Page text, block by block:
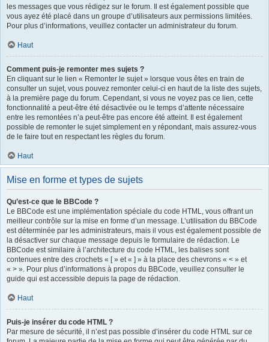
les messages que vous rédigez sur le forum. Il est également possible que
vous ayez été placé dans un groupe d’utilisateurs aux permissions limitées.
Pour plus d’informations, veuillez contacter un administrateur du forum.
Haut
Comment puis-je remonter mes sujets ?
En cliquant sur le lien « Remonter le sujet » lorsque vous êtes en train de
consulter un sujet, vous pouvez remonter celui-ci en haut de la liste des sujets,
à la première page du forum. Cependant, si vous ne voyez pas ce lien, cette
fonctionnalité a peut-être été désactivée ou le temps d’attente nécessaire
entre les remontées n’a peut-être pas encore été atteint. Il est également
possible de remonter le sujet simplement en y répondant, mais assurez-vous
de le faire tout en respectant les règles du forum.
Haut
Mise en forme et types de sujets
Qu’est-ce que le BBCode ?
Le BBCode est une implémentation spéciale du code HTML, vous offrant un
meilleur contrôle sur la mise en forme d’un message. L’utilisation du BBCode
est déterminée par les administrateurs, mais il vous est également possible de
la désactiver sur chaque message depuis le formulaire de rédaction. Le
BBCode est similaire à l’architecture du code HTML, les balises sont
contenues entre des crochets « [ » et « ] » à la place des chevrons « < » et
« > ». Pour plus d’informations à propos du BBCode, veuillez consulter le
guide qui est accessible depuis la page de rédaction.
Haut
Puis-je insérer du code HTML ?
Par mesure de sécurité, il n’est pas possible d’insérer du code HTML sur ce